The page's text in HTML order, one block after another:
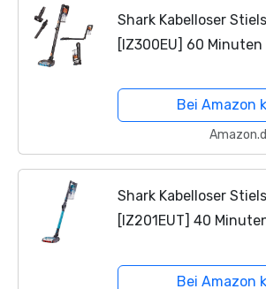
Shark Kabelloser
[IZ300EU] 60
Bei Amazon
Shark Kabelloser
[IZ201EUT] 40
Bei Amazon